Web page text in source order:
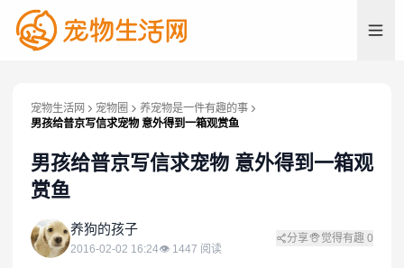
宠物生活网 宠物圈
养宠物是一件有趣的事
男孩给普京写信求宠物 意外得到一箱观赏鱼
男孩给普京写信求宠物 意外得到一箱观
赏鱼
养 养狗的孩子
2016-02-02 16:24👁 1447 阅读
分享 觉得有趣 0